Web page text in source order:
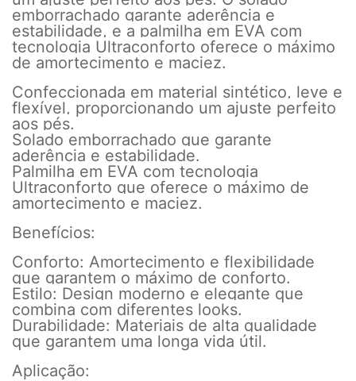
emborrachado garante aderência e
estabilidade, e a palmilha em EVA com
tecnologia Ultraconforto oferece o máximo
de amortecimento e maciez.
Confeccionada em material sintético, leve e
flexível, proporcionando um ajuste perfeito
aos pés.
Solado emborrachado que garante
aderência e estabilidade.
Palmilha em EVA com tecnologia
Ultraconforto que oferece o máximo de
amortecimento e maciez.
Benefícios:
Conforto: Amortecimento e flexibilidade
que garantem o máximo de conforto.
Estilo: Design moderno e elegante que
combina com diferentes looks.
Durabilidade: Materiais de alta qualidade
que garantem uma longa vida útil.
Aplicação: